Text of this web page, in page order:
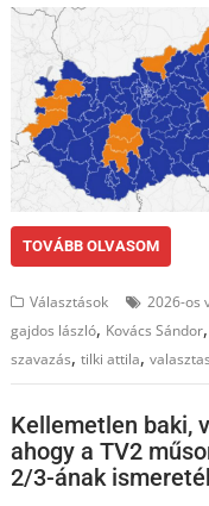
TOVÁBB OLVASOM
Választások 2026-os
gajdos lászló, Kovács Sándor
szavazás,tilki attila,valasztas
Kellemetlen baki,
ahogy a TV2
2/3-ának